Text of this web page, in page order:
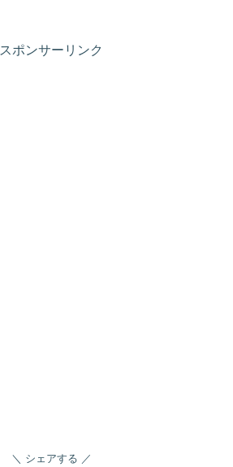
スポンサーリンク
シェアする